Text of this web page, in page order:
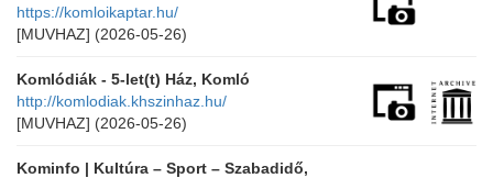
https://komloikaptar.hu/
[MUVHAZ] (2026-05-26)
Komlódiák - 5-let(t) Ház, Komló
http://komlodiak.khszinhaz.hu/
[MUVHAZ] (2026-05-26)
Kominfo | Kultúra – Sport – Szabadidő,